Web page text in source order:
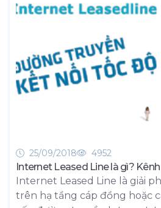
lứa tuổi từ 18 - 25.
25/09/2018 4952
Internet Leased Line là gì?
Internet Leased Line là giải
trên hạ tầng cáp đồng hoặc